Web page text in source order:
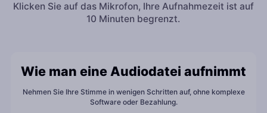
Klicken Sie auf das Mikrofon, Ihre Aufnahmezeit ist auf
10 Minuten begrenzt.
Wie man eine Audiodatei aufnimmt
Nehmen Sie Ihre Stimme in wenigen Schritten auf, ohne komplexe
Software oder Bezahlung.